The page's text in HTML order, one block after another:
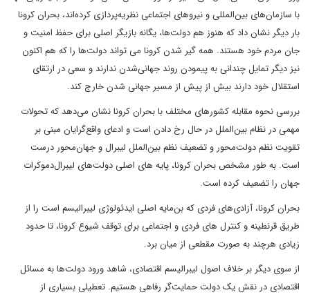
با سازمان‌های بین‌المللی و نیروهای اجتماعی نظریه‌پردازی کرده‌اند، بحران کرونا
بار دیگر نشان داد که هنوز هم دولت‌ها، یگانه بازیگر اصلی برای حفظ امنیت و
جان مردم خود هستند. همه گیر شدن کرونا می تواند دولت‌ها را که هم اکنون
نیز دیگر تمایل چندانی به پیمودن روند جهانی‌شدن ندارند و سعی در ارتقای
استقلال خود دارند بیش از پیش از مسیر جهانی شدن خارج کند.
بررسی نحوه مقابله کشورهای مختلف با بحران کرونا نشان می‌دهد که تحولات
مهمی در نظام بین‌الملل در حال رخ دادن است و ادعای واقع‌گرایان مبنی بر
تقویت نظم دولت‌محور و تضعیف نظم بین‌الملل لیبرال و جهان‌محور درست
است. به طور مشخص بحران کرونا، پایه های اصلی دولت‌های لیبرال‌دموکرات
جهان را تضعیف کرده است.
بحران کرونا، آزادی‌های فردی که بن‌مایه اصلی ایدئولوژی لیبرالیسم است را از
طریق قرنطینه و کنترل های فردی و اجتماعی برای توقف شیوع کرونا، تا حدود
زیادی هرچند به صورت مقطعی از میان برد.
از سوی دیگر بر خلاف اصول لیبرالیسم اقتصادی، شاهد ورود دولت‌ها به مسائل
اقتصادی در نقش یک دولت حمایت‌گر رفاهی هستیم. تعطیلی بسیاری از